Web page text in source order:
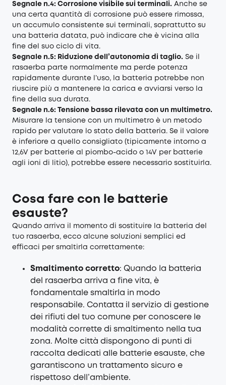
Segnale n.4: Corrosione visibile sui terminali. Anche se
una certa quantità di corrosione può essere rimossa,
un accumulo consistente sui terminali, soprattutto su
una batteria datata, può indicare che è vicina alla
fine del suo ciclo di vita.
Segnale n.5: Riduzione dell’autonomia di taglio. Se il
rasaerba parte normalmente ma perde potenza
rapidamente durante l’uso, la batteria potrebbe non
riuscire più a mantenere la carica e avviarsi verso la
fine della sua durata.
Segnale n.6: Tensione bassa rilevata con un multimetro.
Misurare la tensione con un multimetro è un metodo
rapido per valutare lo stato della batteria. Se il valore
è inferiore a quello consigliato (tipicamente intorno a
12,6V per batterie al piombo-acido o 14V per batterie
agli ioni di litio), potrebbe essere necessario sostituirla.
Cosa fare con le batterie
esauste?
Quando arriva il momento di sostituire la batteria del
tuo rasaerba, ecco alcune soluzioni semplici ed
efficaci per smaltirla correttamente:
Smaltimento corretto: Quando la batteria
del rasaerba arriva a fine vita, è
fondamentale smaltirla in modo
responsabile. Contatta il servizio di gestione
dei rifiuti del tuo comune per conoscere le
modalità corrette di smaltimento nella tua
zona. Molte città dispongono di punti di
raccolta dedicati alle batterie esauste, che
garantiscono un trattamento sicuro e
rispettoso dell’ambiente.